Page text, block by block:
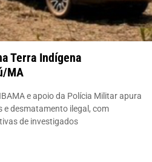
Terra Indígena
MA
e apoio da Polícia Militar apura
e desmatamento ilegal, com
de investigados